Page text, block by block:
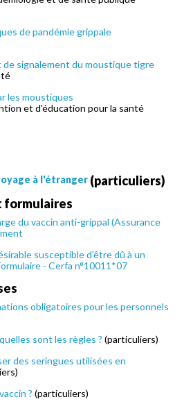
de pandémie grippale
signalement du moustique tigre
les moustiques
et d'éducation pour la santé
à l'étranger (particuliers)
formulaires
du vaccin anti-grippal (Assurance
susceptible d'être dû à un
- Cerfa n°10011*07
obligatoires pour les personnels
sont les règles ? (particuliers)
des seringues utilisées en
? (particuliers)